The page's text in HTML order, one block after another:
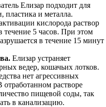
Елизар подходит для
пластика и металла.
кислорода раствор
течение 5 часов. При этом
в течение 15 минут
Елизар устраняет
ведер, кошачьих лотков.
нет агрессивных
растворе
пищевой соды, так
в канализацию.